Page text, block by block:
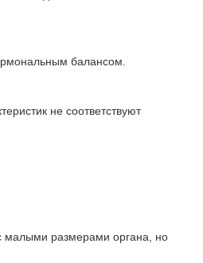
балансом.
не соответствуют
малыми размерами органа, но